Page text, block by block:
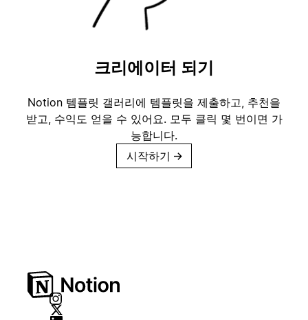
크리에이터 되기
Notion 템플릿 갤러리에 템플릿을 제출하고, 추천을
받고, 수익도 얻을 수 있어요. 모두 클릭 몇 번이면 가
능합니다.
시작하기 →